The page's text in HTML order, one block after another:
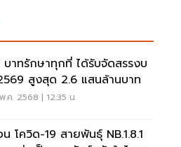
าทรักษาทุกที่ ได้รับจัดสรรงบ
สูงสุด 2.6 แสนล้านบาท
.ค. 2568 | 12:35 น.
น โควิด-19 สายพันธุ์ NB.1.8.1